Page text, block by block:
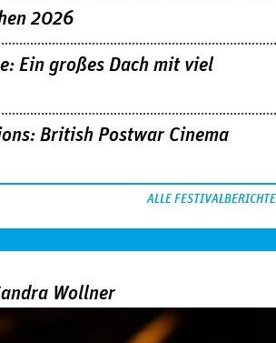
2026
Ein großes Dach mit viel
British Postwar Cinema
ALLE FESTIVALBERICHTE
Wollner